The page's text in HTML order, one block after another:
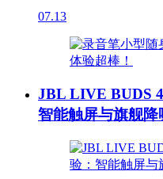
07.13
JBL LIVE BUDS
智能触屏与旗舰